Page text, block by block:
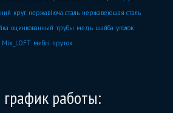
круг нержавіюча сталь нержавеющая сталь
оцинкованный трубы медь шайба уголок
Mix_LOFT меблі пруток
работы: